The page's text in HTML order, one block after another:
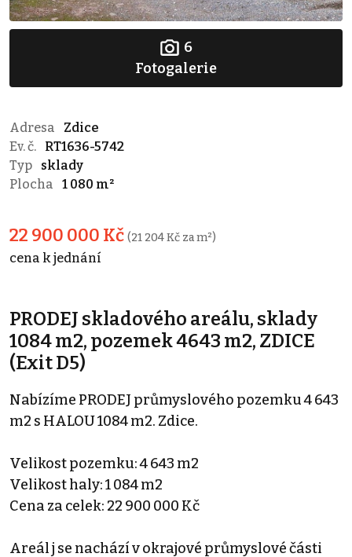
6
Fotogalerie
Adresa
Zdice
Ev. č.
RT1636-5742
Typ
sklady
Plocha
1 080 m²
22 900 000 Kč (21 204 Kč za m²)
cena k jednání
PRODEJ skladového areálu, sklady
1084 m2, pozemek 4643 m2, ZDICE
(Exit D5)
Nabízíme PRODEJ průmyslového pozemku 4 643
m2 s HALOU 1084 m2. Zdice.
Velikost pozemku: 4 643 m2
Velikost haly: 1 084 m2
Cena za celek: 22 900 000 Kč
Areál j se nachází v okrajové průmyslové části